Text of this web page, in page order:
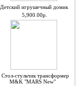
Детский игрушечный домик
5,900.00р.
Стол-стульчик трансформер
M&K "MARS New"